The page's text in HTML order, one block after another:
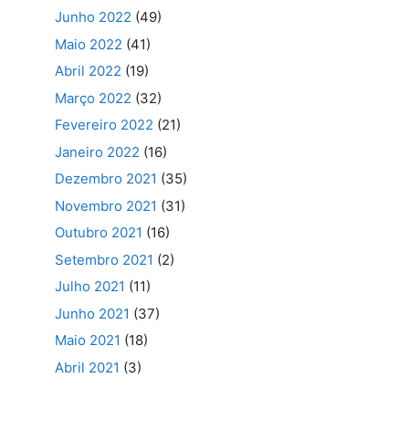
Junho 2022 (49)
Maio 2022 (41)
Abril 2022 (19)
Março 2022 (32)
Fevereiro 2022 (21)
Janeiro 2022 (16)
Dezembro 2021 (35)
Novembro 2021 (31)
Outubro 2021 (16)
Setembro 2021 (2)
Julho 2021 (11)
Junho 2021 (37)
Maio 2021 (18)
Abril 2021 (3)